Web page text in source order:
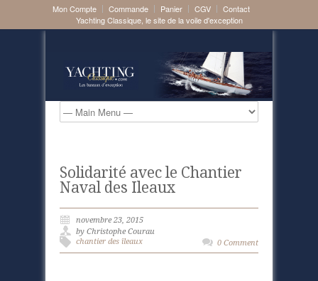
Mon Compte Commande Panier CGV
Contact
Yachting Classique, le site de la voile d'exception
Solidarité avec le Chantier
Naval des Ileaux
novembre 23, 2015
by Christophe Courau
chantier des îleaux
0 Comment